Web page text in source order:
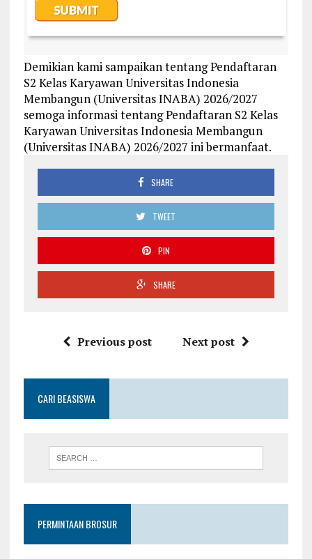
Demikian kami sampaikan tentang Pendaftaran
S2 Kelas Karyawan Universitas Indonesia
Membangun (Universitas INABA) 2026/2027
semoga informasi tentang Pendaftaran S2 Kelas
Karyawan Universitas Indonesia Membangun
(Universitas INABA) 2026/2027 ini bermanfaat.
SHARE
TWEET
PIN
SHARE
Previous post Next post
CARI BEASISWA
PERMINTAAN BROSUR